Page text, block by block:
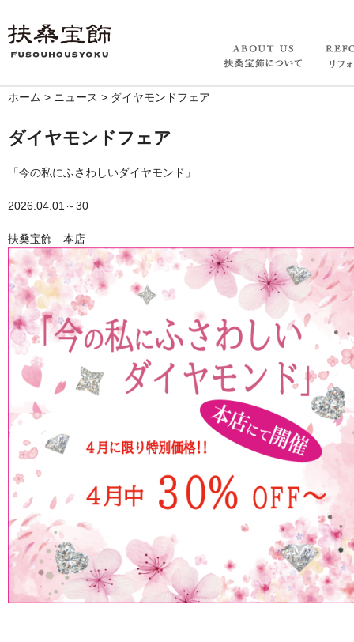
ホーム > ニュース > ダイヤモンドフェア
ダイヤモンドフェア
「今の私にふさわしいダイヤモンド」
2026.04.01～30
扶桑宝飾 本店